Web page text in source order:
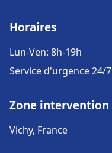
Horaires
Lun-Ven: 8h-19h
Service d'urgence 24/7
Zone intervention
Vichy, France